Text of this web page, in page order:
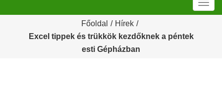
Főoldal / Hírek /
Excel tippek és trükkök kezdőknek a péntek
esti Gépházban